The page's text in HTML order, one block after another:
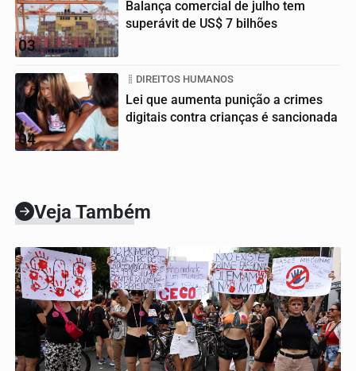
03
Balança comercial de julho tem
superávit de US$ 7 bilhões
04
DIREITOS HUMANOS
Lei que aumenta punição a crimes
digitais contra crianças é sancionada
Veja Também